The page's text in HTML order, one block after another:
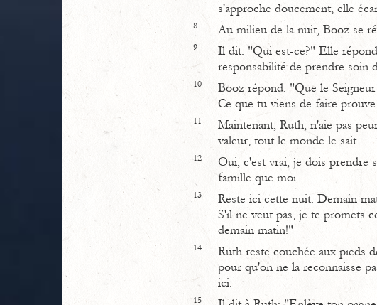
s'approche doucement, elle
8 Au milieu de la nuit, Booz se
9
Il dit: "Qui est-ce?" Elle
responsabilité de prendre soin
10
Booz répond: "Que le
Ce que tu viens de faire
11
Maintenant, Ruth, n'aie pas
valeur, tout le monde le sait.
12
Oui, c'est vrai, je dois prendre
famille que moi.
13
Reste ici cette nuit. Demain
S'il ne veut pas, je te promets
demain matin!"
14
Ruth reste couchée aux pieds
pour qu'on ne la reconnaisse
ici.
15